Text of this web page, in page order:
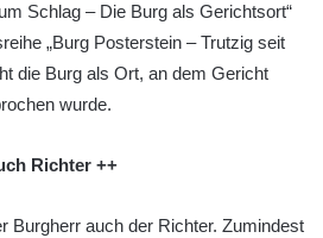
Schlag – Die Burg als Gerichtsort“
„Burg Posterstein – Trutzig seit
die Burg als Ort, an dem Gericht
wurde.
Richter ++
Burgherr auch der Richter. Zumindest